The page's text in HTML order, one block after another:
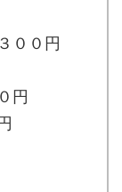
００円
円